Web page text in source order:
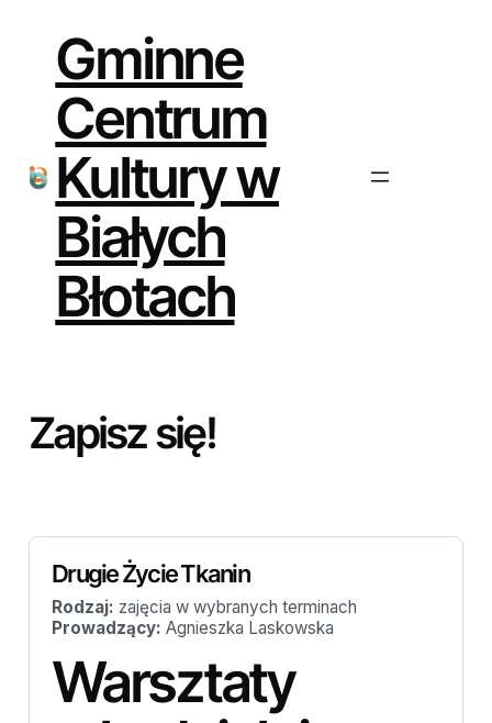
Gminne
Centrum
Kultury w
Białych
Błotach
Zapisz się!
Drugie Życie Tkanin
Rodzaj: zajęcia w wybranych terminach
Prowadzący: Agnieszka Laskowska
Warsztaty